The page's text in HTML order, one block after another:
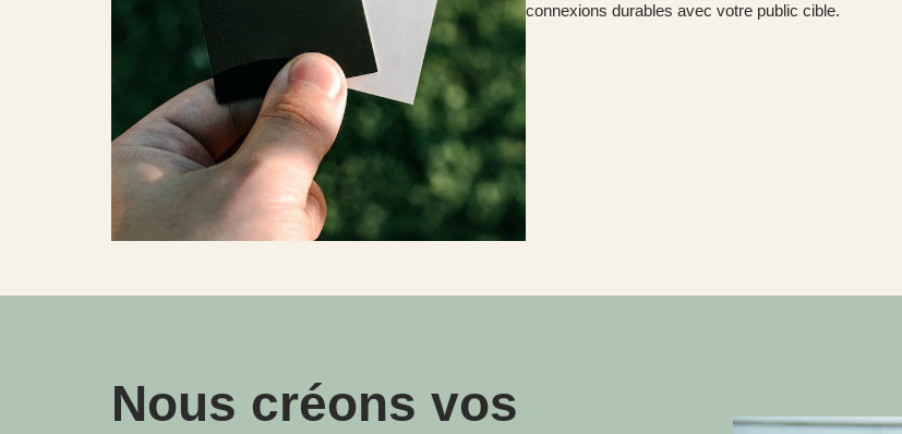
connexions durables avec votre public cible.
Nous créons vos